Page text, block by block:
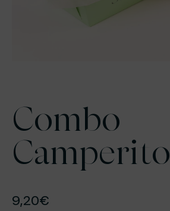
Combo
Camperito
9,20€